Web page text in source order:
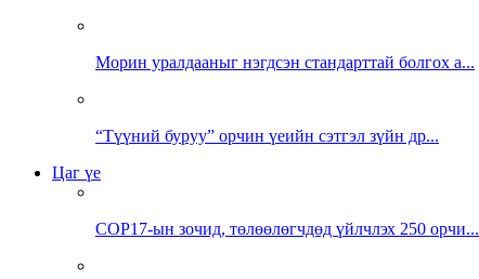
Морин уралдааныг нэгдсэн стандарттай болгох а...
“Түүний буруу” орчин үеийн сэтгэл зүйн др...
Цаг үе
COP17-ын зочид, төлөөлөгчдөд үйлчлэх 250 орчи...